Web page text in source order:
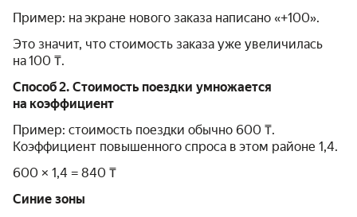
Пример: на экране нового заказа написано «+100».
Это значит, что стоимость заказа уже увеличилась
на 100 ₸.
Способ 2. Стоимость поездки умножается
на коэффициент
Пример: стоимость поездки обычно 600 ₸.
Коэффициент повышенного спроса в этом районе 1,4.
600 × 1,4 = 840 ₸
Синие зоны